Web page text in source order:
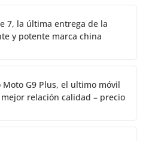
7, la última entrega de la
y potente marca china
Moto G9 Plus, el ultimo móvil
relación calidad – precio